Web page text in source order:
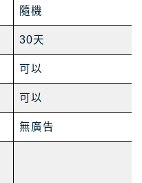
隨機
30天
可以
可以
無廣告